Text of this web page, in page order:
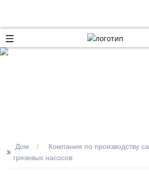
>> Дом
Компания по производству
грязевых насосов